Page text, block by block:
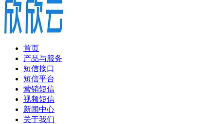
首页
产品与服务
短信接口
短信平台
营销短信
视频短信
新闻中心
关于我们